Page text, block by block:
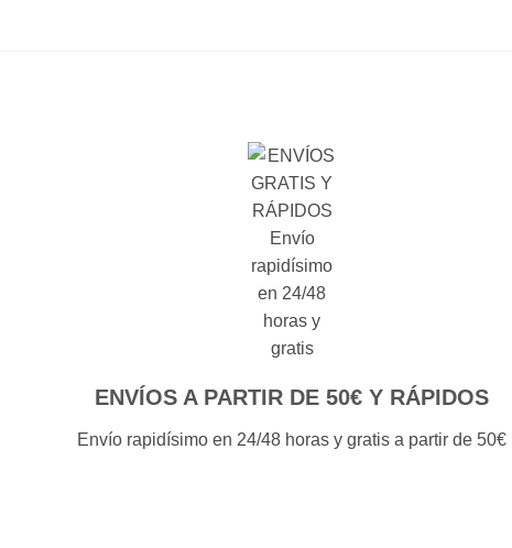
ENVÍOS A PARTIR DE 50€ Y RÁPIDOS
Envío rapidísimo en 24/48 horas y gratis a partir de 50€